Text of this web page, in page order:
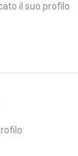
il suo profilo